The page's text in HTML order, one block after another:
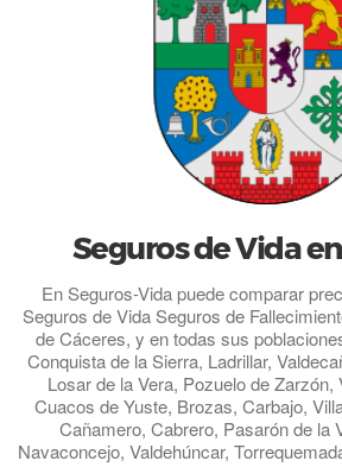
Seguros de Vida
En Seguros-Vida puede comparar
Seguros de Vida Seguros de
de Cáceres, y en todas sus
Conquista de la Sierra, Ladrillar,
Losar de la Vera, Pozuelo de Zarzón,
Cuacos de Yuste, Brozas, Carbajo,
Cañamero, Cabrero, Pasarón de la
Navaconcejo, Valdehúncar,